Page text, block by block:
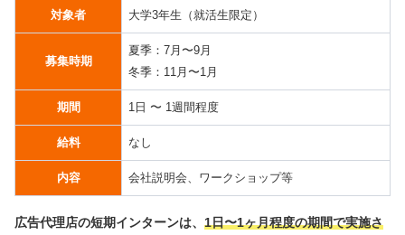
対象者 大学3年生（就活生限定）
募集時期
夏季：7月〜9月
冬季：11月〜1月
期間 1日 〜 1週間程度
給料 なし
内容 会社説明会、ワークショップ等
広告代理店の短期インターンは、 1日〜1ヶ月程度の期間で実施さ